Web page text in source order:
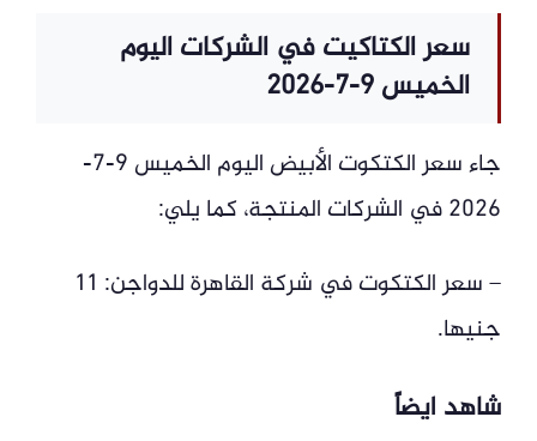
سعر الكتاكيت في الشركات اليوم
الخميس 9-7-2026
جاء سعر الكتكوت الأبيض اليوم الخميس 9-7-
2026 في الشركات المنتجة، كما يلي:
– سعر الكتكوت في شركة القاهرة للدواجن: 11
جنيها.
شاهد ايضاً